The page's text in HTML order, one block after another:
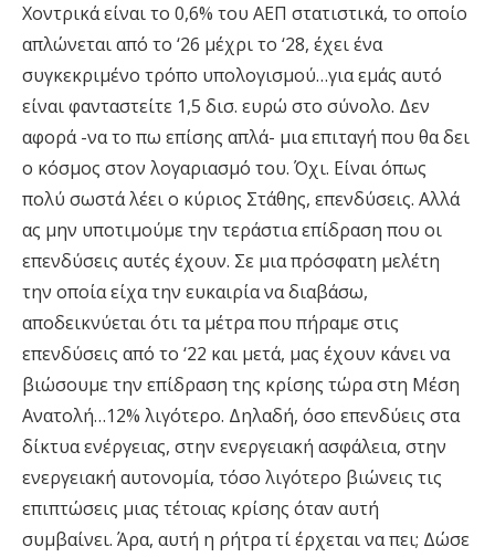
Χοντρικά είναι το 0,6% του ΑΕΠ στατιστικά, το οποίο
απλώνεται από το ‘26 μέχρι το ‘28, έχει ένα
συγκεκριμένο τρόπο υπολογισμού…για εμάς αυτό
είναι φανταστείτε 1,5 δισ. ευρώ στο σύνολο. Δεν
αφορά -να το πω επίσης απλά- μια επιταγή που θα δει
ο κόσμος στον λογαριασμό του. Όχι. Είναι όπως
πολύ σωστά λέει ο κύριος Στάθης, επενδύσεις. Αλλά
ας μην υποτιμούμε την τεράστια επίδραση που οι
επενδύσεις αυτές έχουν. Σε μια πρόσφατη μελέτη
την οποία είχα την ευκαιρία να διαβάσω,
αποδεικνύεται ότι τα μέτρα που πήραμε στις
επενδύσεις από το ‘22 και μετά, μας έχουν κάνει να
βιώσουμε την επίδραση της κρίσης τώρα στη Μέση
Ανατολή…12% λιγότερο. Δηλαδή, όσο επενδύεις στα
δίκτυα ενέργειας, στην ενεργειακή ασφάλεια, στην
ενεργειακή αυτονομία, τόσο λιγότερο βιώνεις τις
επιπτώσεις μιας τέτοιας κρίσης όταν αυτή
συμβαίνει. Άρα, αυτή η ρήτρα τί έρχεται να πει; Δώσε